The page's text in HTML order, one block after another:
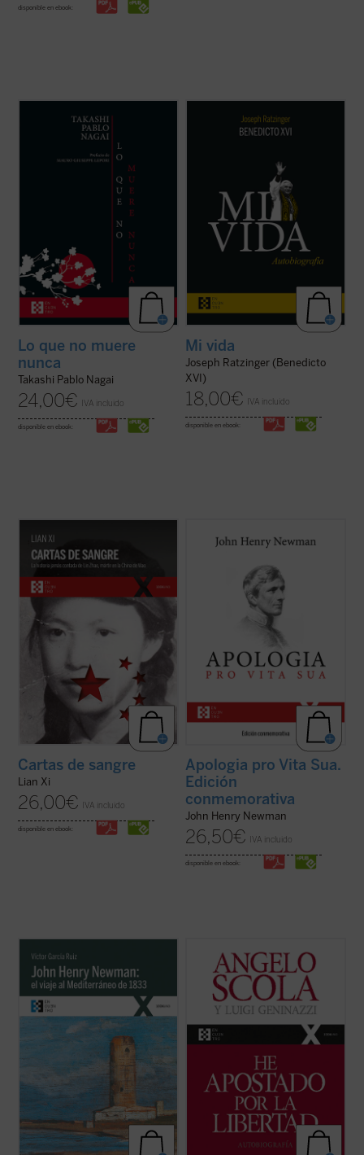
disponible en ebook:
de Takashi Nagai, en la que el autor recorre
su vida, desde la infancia hasta el día de la
explosión de la bomba atómica, captando
los numerosos acontecimientos que se
Lo que no muere
nunca
Takashi Pablo Nagai
24,00€ IVA incluido
disponible en ebook:
repasa los problemas de la Iglesia
contemporánea, dando una visión plena de
Giuliano Vigini que reconstruye los años ...
Mi vida
Joseph Ratzinger (Benedicto
XVI)
18,00€ IVA incluido
disponible en ebook:
Zhao, una poeta y periodista china
arrestada por el régimen de Mao en 1960 y
ejecutada en la cúspide de la Revolución
dictadura maoísta, mantuvo una ...
(ver
ficha)
Cartas de sangre
Lian Xi
26,00€ IVA incluido
disponible en ebook:
literatura autobiográfica universal, supuso
rechazo que había causado en Inglaterra
su conversión al catolicismo. La presente ...
Apologia pro Vita Sua.
Edición
conmemorativa
John Henry Newman
26,50€ IVA incluido
disponible en ebook:
Newman escribió a su familia y amigos
previamente y durante su viaje por el
Mediterráneo de 1833, el autor del libro
traza los orígenes, el desarrollo y las
consecuencias de la verdadera odisea
interior ...(ver ficha)
En esta amplia conversación con el
periodista Luigi Geninazzi el cardenal
Angelo Scola aborda, junto con los
aspectos centrales de su itinerario vital, la
trayectoria y situación de la Iglesia y la
sociedad europea en el último medio siglo.
(ver ficha)